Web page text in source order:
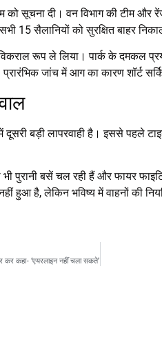
सूचना दी। वन विभाग की टीम और
15 सैलानियों को सुरक्षित बाहर
रूप ले लिया। पार्क के दमकल
जांच में आग का कारण शॉर्ट
दूसरी बड़ी लापरवाही है। इससे पहले
पुरानी बसें चल रही हैं और फायर
हुआ है, लेकिन भविष्य में वाहनों की
कर कहा- ‘एयरलाइन नहीं चला सकते’